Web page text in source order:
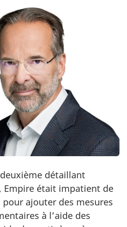
détaillant
Empire était impatient de
ajouter des mesures
à l’aide des